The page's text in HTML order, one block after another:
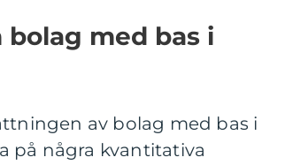
med bas i
av bolag med bas i
på några kvantitativa